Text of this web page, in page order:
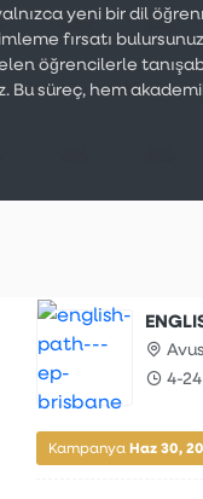
yeni bir dil
fırsatı
öğrencilerle
Bu süreç, hem
4-
Kampanya Haz 30,